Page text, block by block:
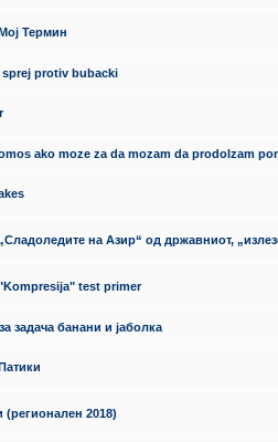
Термин
sprej protiv bubacki
ako moze za da mozam da prodolzam
на Азир“ од државниот,
test primer
задача банани и јаболка
(регионален 2018)